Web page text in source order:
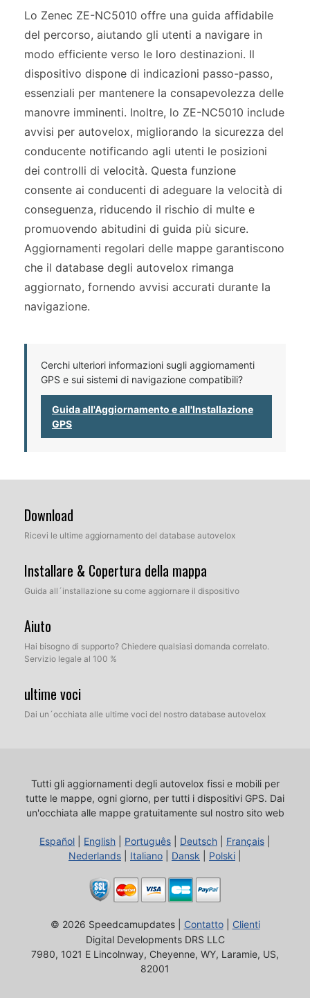
Lo Zenec ZE-NC5010 offre una guida affidabile
del percorso, aiutando gli utenti a navigare in
modo efficiente verso le loro destinazioni. Il
dispositivo dispone di indicazioni passo-passo,
essenziali per mantenere la consapevolezza delle
manovre imminenti. Inoltre, lo ZE-NC5010 include
avvisi per autovelox, migliorando la sicurezza del
conducente notificando agli utenti le posizioni
dei controlli di velocità. Questa funzione
consente ai conducenti di adeguare la velocità di
conseguenza, riducendo il rischio di multe e
promuovendo abitudini di guida più sicure.
Aggiornamenti regolari delle mappe garantiscono
che il database degli autovelox rimanga
aggiornato, fornendo avvisi accurati durante la
navigazione.
Cerchi ulteriori informazioni sugli aggiornamenti
GPS e sui sistemi di navigazione compatibili?
Guida all'Aggiornamento e all'Installazione
GPS
Download
Ricevi le ultime aggiornamento del database autovelox
Installare & Copertura della mappa
Guida all´installazione su come aggiornare il dispositivo
Aiuto
Hai bisogno di supporto? Chiedere qualsiasi domanda correlato.
Servizio legale al 100 %
ultime voci
Dai un´occhiata alle ultime voci del nostro database autovelox
Tutti gli aggiornamenti degli autovelox fissi e mobili per
tutte le mappe, ogni giorno, per tutti i dispositivi GPS. Dai
un'occhiata alle mappe gratuitamente sul nostro sito web
Español English Português Deutsch Français
Nederlands
Italiano Dansk Polski
© 2026 Speedcamupdates | Contatto| Clienti
Digital Developments DRS LLC
7980, 1021 E Lincolnway, Cheyenne, WY, Laramie, US,
82001